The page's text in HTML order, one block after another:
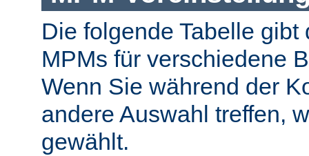
Die folgende Tabelle
MPMs für verschiedene
Wenn Sie während der
andere Auswahl treffen,
gewählt.